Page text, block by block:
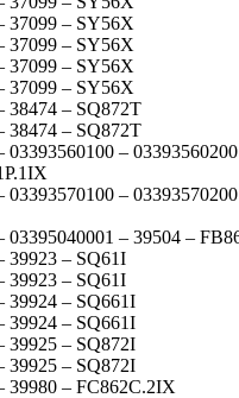
37099 – SY56X
37099 – SY56X
37099 – SY56X
37099 – SY56X
38474 – SQ872T
38474 – SQ872T
03393560100 –
03393570100 –
03395040001 – 39504 –
39923 – SQ61I
39923 – SQ61I
39924 – SQ661I
39924 – SQ661I
39925 – SQ872I
39925 – SQ872I
39980 – FC862C.2IX